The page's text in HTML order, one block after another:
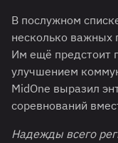
В послужном
несколько важных
Им ещё предстоит
улучшением
MidOne выразил
соревнований
Надежды всего